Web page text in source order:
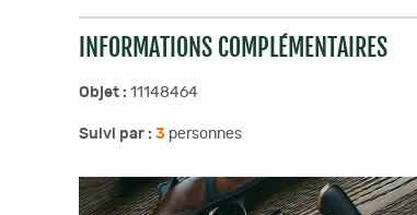
INFORMATIONS COMPLÉMENTAIRES
Objet : 11148464
Suivi par : 3 personnes